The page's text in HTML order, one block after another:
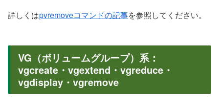
詳しくはpvremoveコマンドの記事を参照してください。
VG（ボリュームグループ）系：
vgcreate・vgextend・vgreduce・
vgdisplay・vgremove